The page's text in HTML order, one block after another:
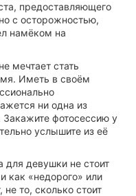
предоставляющего
с осторожностью,
намёком на
мечтает стать
Иметь в своём
ни одна из
Закажите фотосессию у
услышите из её
для девушки не стоит
как «недорого» или
то, сколько стоит